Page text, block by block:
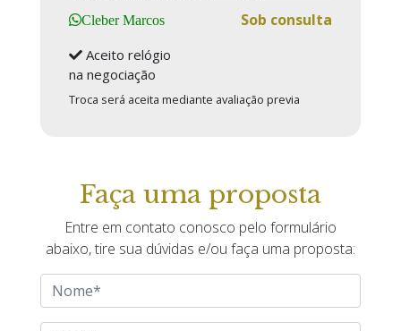
GARANTIA
MANUAIS
MOVIMENTO
Automático
VIDRO
Safira
Cleber Marcos Sob consulta
Aceito relógio
na negociação
Troca será aceita mediante avaliação previa
Faça uma proposta
Entre em contato conosco pelo formulário
abaixo, tire sua dúvidas e/ou faça uma proposta: